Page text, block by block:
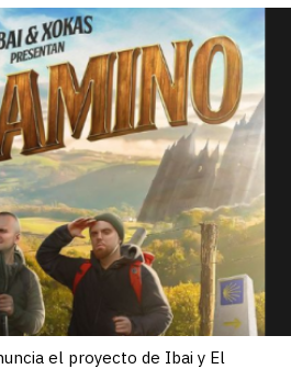
el proyecto de Ibai y El